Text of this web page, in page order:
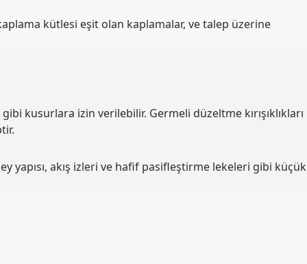
kütlesi eşit olan kaplamalar, ve talep üzerine
kusurlara izin verilebilir. Germeli düzeltme kırışıklıkları
yapısı, akış izleri ve hafif pasifleştirme lekeleri gibi küçük